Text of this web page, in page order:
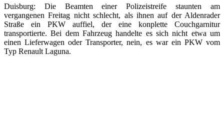
Duisburg: Die Beamten einer Polizeistreife staunten am
vergangenen Freitag nicht schlecht, als ihnen auf der Aldenrader
Straße ein PKW auffiel, der eine konplette Couchgarnitur
transportierte. Bei dem Fahrzeug handelte es sich nicht etwa um
einen Lieferwagen oder Transporter, nein, es war ein PKW vom
Typ Renault Laguna.